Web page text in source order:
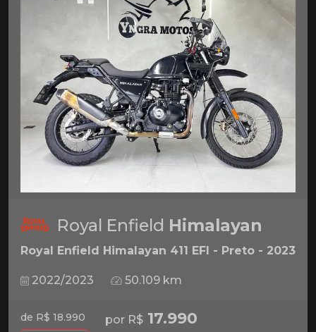
Royal Enfield Himalayan
Royal Enfield Himalayan 411 EFI - Preto - 2023
2022/2023 50.109 km
de R$ 18.990 por R$ 17.990